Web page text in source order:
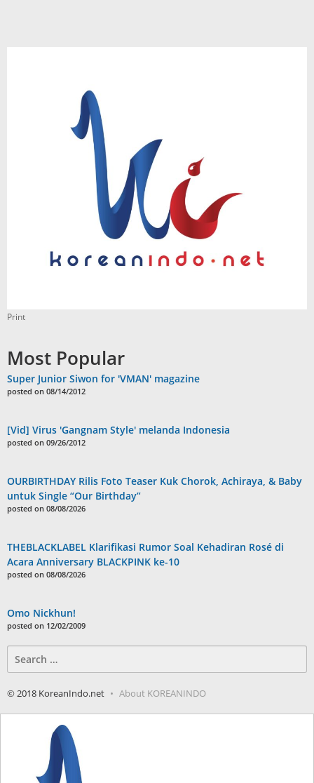
Print
Most Popular
Super Junior Siwon for 'VMAN' magazine
posted on 08/14/2012
[Vid] Virus 'Gangnam Style' melanda Indonesia
posted on 09/26/2012
OURBIRTHDAY Rilis Foto Teaser Kuk Chorok, Achiraya, & Baby
untuk Single “Our Birthday”
posted on 08/08/2026
THEBLACKLABEL Klarifikasi Rumor Soal Kehadiran Rosé di
Acara Anniversary BLACKPINK ke-10
posted on 08/08/2026
Omo Nickhun!
posted on 12/02/2009
for:
© 2018 KoreanIndo.net About KOREANINDO